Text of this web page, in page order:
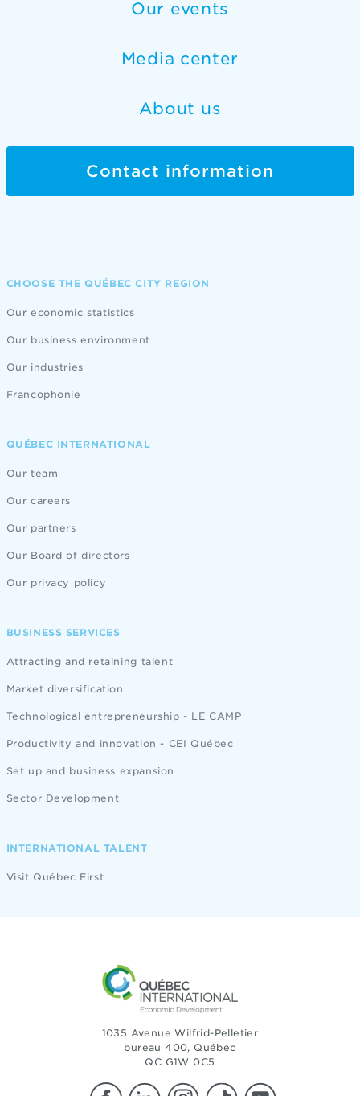
Our events
Media center
About us
Contact information
CHOOSE THE QUÉBEC CITY REGION
Our economic statistics
Our business environment
Our industries
Francophonie
QUÉBEC INTERNATIONAL
Our team
Our careers
Our partners
Our Board of directors
Our privacy policy
BUSINESS SERVICES
Attracting and retaining talent
Market diversification
Technological entrepreneurship - LE CAMP
Productivity and innovation - CEI Québec
Set up and business expansion
Sector Development
INTERNATIONAL TALENT
Visit Québec First
1035 Avenue Wilfrid-Pelletier
bureau 400, Québec
QC G1W 0C5